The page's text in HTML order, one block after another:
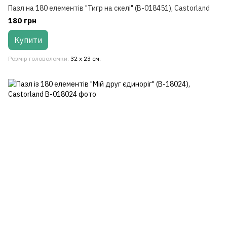
Пазл на 180 елементів "Тигр на скелі" (B-018451), Castorland
180 грн
Купити
Розмір головоломки 32 x 23 см.